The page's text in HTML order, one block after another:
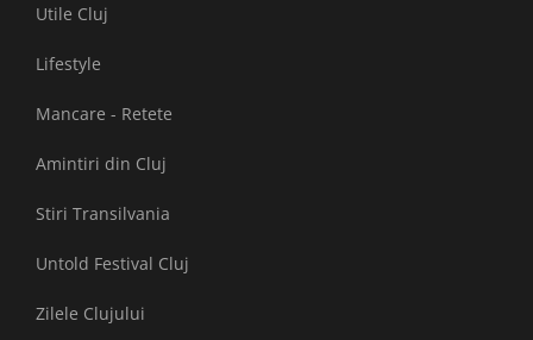
Utile Cluj
Lifestyle
Mancare - Retete
Amintiri din Cluj
Stiri Transilvania
Untold Festival Cluj
Zilele Clujului